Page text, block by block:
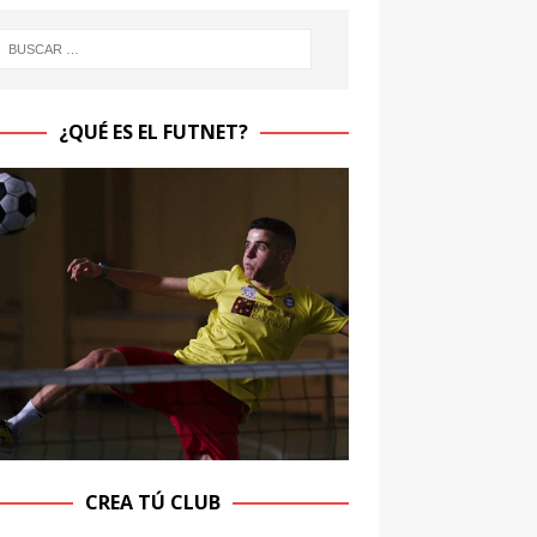
¿QUÉ ES EL FUTNET?
CREA TÚ CLUB